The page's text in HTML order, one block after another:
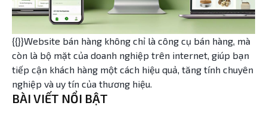
{{}}Website bán hàng không chỉ là công cụ bán hàng, mà
còn là bộ mặt của doanh nghiệp trên internet, giúp bạn
tiếp cận khách hàng một cách hiệu quả, tăng tính chuyên
nghiệp và uy tín của thương hiệu.
BÀI VIẾT NỔI BẬT